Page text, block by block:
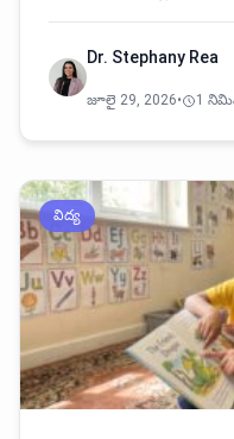
Dr. Stephany Rea
జూలై 29, 2026• 1
విద్య